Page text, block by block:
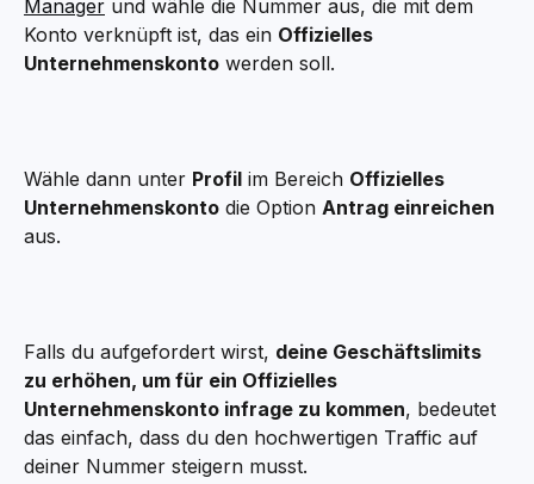
Manager und wähle die Nummer aus, die mit dem
Konto verknüpft ist, das ein Offizielles
Unternehmenskonto werden soll.
Wähle dann unter Profil im Bereich Offizielles
Unternehmenskonto die Option Antrag einreichen
aus.
Falls du aufgefordert wirst, deine Geschäftslimits
zu erhöhen, um für ein Offizielles
Unternehmenskonto infrage zu kommen, bedeutet
das einfach, dass du den hochwertigen Traffic auf
deiner Nummer steigern musst.